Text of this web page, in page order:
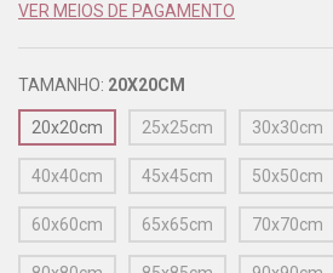
VER MEIOS DE PAGAMENTO
TAMANHO: 20X20CM
20x20cm 25x25cm 30x30cm
40x40cm 45x45cm 50x50cm
60x60cm 65x65cm 70x70cm